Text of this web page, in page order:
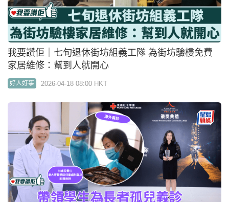
好人好事 2026-04-04 08:00 HKT
我要讚佢｜診所姑娘「三失」跌入人生低谷 憑一門
手作連繫人心也治癒自己
好人好事 2026-03-29 08:00 HKT